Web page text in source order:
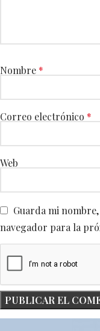
Nombre *
Correo electrónico *
Web
Guarda mi
navegador para la